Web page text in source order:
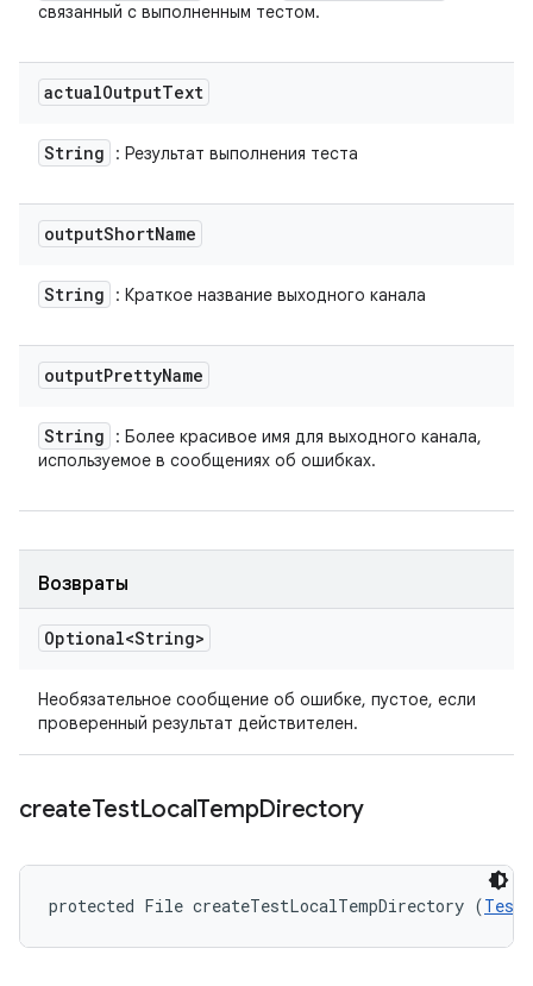
связанный с выполненным тестом.
actualOutputText
String : Результат выполнения теста
outputShortName
String : Краткое название выходного канала
outputPrettyName
String
: Более красивое имя для выходного канала,
используемое в сообщениях об ошибках.
Возвраты
Optional<String>
Необязательное сообщение об ошибке, пустое, если
проверенный результат действителен.
createTestLocalTempDirectory
protected File createTestLocalTempDirectory (